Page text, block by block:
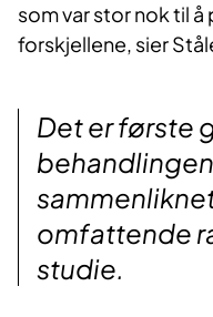
som var stor nok til
forskjellene, sier
Det er første
omfattende
studie.